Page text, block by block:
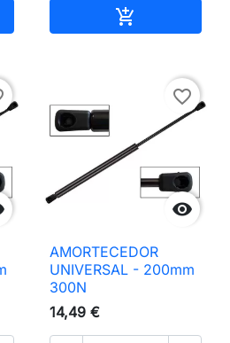


favorite_border
AMORTECEDOR
UNIVERSAL - 200mm
300N
14,49 €